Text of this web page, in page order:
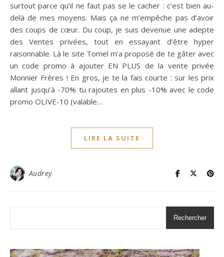
surtout parce qu’il ne faut pas se le cacher : c’est bien au-
delà de mes moyens. Mais ça ne m’empêche pas d’avoir
des coups de cœur. Du coup, je suis devenue une adepte
des Ventes privées, tout en essayant d’être hyper
raisonnable. Là le site Tomel m’a proposé de te gâter avec
un code promo à ajouter EN PLUS de la vente privée
Monnier Frères ! En gros, je te la fais courte : sur les prix
allant jusqu’à -70% tu rajoutes en plus -10% avec le code
promo OLIVE-10 (valable…
LIRE LA SUITE
Audrey
Rechercher